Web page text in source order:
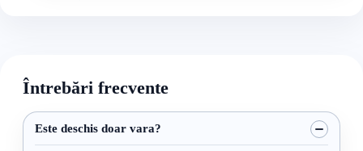
Întrebări frecvente
Este deschis doar vara?